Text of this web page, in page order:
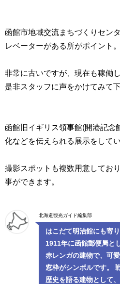
函館市地域交流まちづくりセン
レベーターがある所がポイント。
非常に古いですが、現在も稼働
是非スタッフに声をかけてみて下
函館旧イギリス領事館(開港記念
化などを伝えられる展示をしてい
撮影スポットも複数用意してお
事ができます。
北海道観光ガイド編集部
はこだて明治館にも寄
1911年に函館郵便局と
赤レンガの建物で、可
窓枠がシンボルです。
歴史を語る建物として